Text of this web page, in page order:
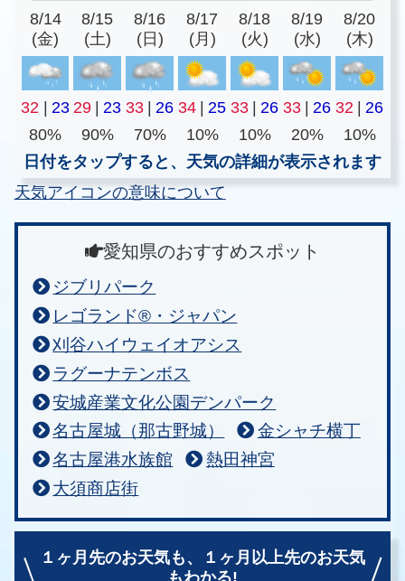
8/14
(金)
8/15
(土)
8/16
(日)
8/17
(月)
8/18
(火)
8/19
(水)
8/20
(木)
32 | 23 29 | 23 33 | 26 34 | 25 33 | 26 33 | 26 32 | 26
80%
90% 70% 10% 10% 20%
10%
日付をタップすると、天気の詳細が表示されます
天気アイコンの意味について
愛知県のおすすめスポット
ジブリパーク
レゴランド®・ジャパン
刈谷ハイウェイオアシス
ラグーナテンボス
安城産業文化公園デンパーク
名古屋城（那古野城）
金シャチ横丁
名古屋港水族館
熱田神宮
大須商店街
１ヶ月先のお天気も、
１ヶ月以上先のお天気